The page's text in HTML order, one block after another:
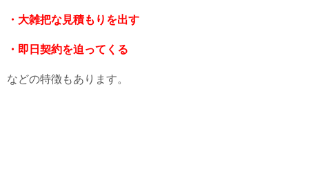
・大雑把な見積もりを出す
・即日契約を迫ってくる
などの特徴もあります。